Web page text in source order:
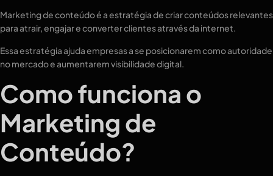
Marketing de conteúdo é a estratégia de criar conteúdos relevantes
para atrair, engajar e converter clientes através da internet.
Essa estratégia ajuda empresas a se posicionarem como autoridade
no mercado e aumentarem visibilidade digital.
Como funciona o
Marketing de
Conteúdo?